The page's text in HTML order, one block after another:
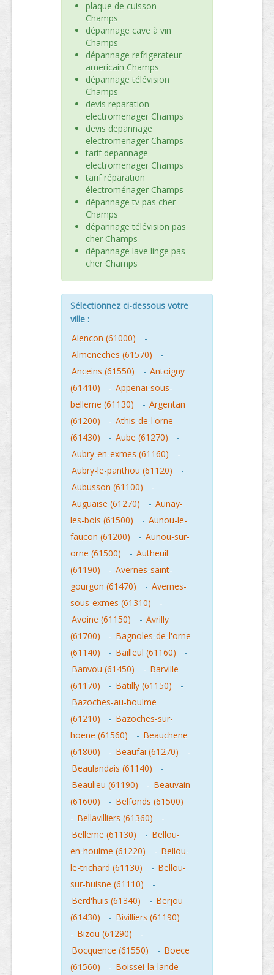
plaque de cuisson
Champs
dépannage cave à vin
Champs
dépannage refrigerateur
americain Champs
dépannage télévision
Champs
devis reparation
electromenager Champs
devis depannage
electromenager Champs
tarif depannage
electromenager Champs
tarif réparation
électroménager Champs
dépannage tv pas cher
Champs
dépannage télévision pas
cher Champs
dépannage lave linge pas
cher Champs
Sélectionnez ci-dessous votre
ville :
Alencon (61000)
-
Almeneches (61570)
-
Anceins (61550)
- Antoigny
(61410)
- Appenai-sous-
belleme (61130)
- Argentan
(61200)
- Athis-de-l'orne
(61430)
- Aube (61270)
-
Aubry-en-exmes (61160)
-
Aubry-le-panthou (61120)
-
Aubusson (61100)
-
Auguaise (61270)
- Aunay-
les-bois (61500)
- Aunou-le-
faucon (61200)
- Aunou-sur-
orne (61500)
- Autheuil
(61190)
- Avernes-saint-
gourgon (61470)
- Avernes-
sous-exmes (61310)
-
Avoine (61150)
- Avrilly
(61700)
- Bagnoles-de-l'orne
(61140)
- Bailleul (61160)
-
Banvou (61450)
- Barville
(61170)
- Batilly (61150)
-
Bazoches-au-houlme
(61210)
- Bazoches-sur-
hoene (61560)
- Beauchene
(61800)
- Beaufai (61270)
-
Beaulandais (61140)
-
Beaulieu (61190)
- Beauvain
(61600)
- Belfonds (61500)
- Bellavilliers (61360)
-
Belleme (61130)
- Bellou-
en-houlme (61220)
- Bellou-
le-trichard (61130)
- Bellou-
sur-huisne (61110)
-
Berd'huis (61340)
- Berjou
(61430)
- Bivilliers (61190)
- Bizou (61290)
-
Bocquence (61550)
- Boece
(61560)
- Boissei-la-lande